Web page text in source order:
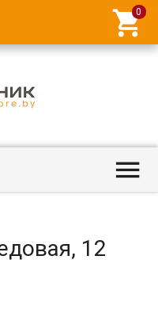


12